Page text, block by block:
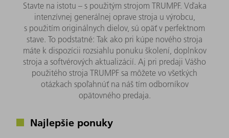
Stavte na istotu – s použitým strojom TRUMPF. Vďaka
intenzívnej generálnej oprave stroja u výrobcu,
s použitím originálnych dielov, sú opäť v perfektnom
stave. To podstatné: Tak ako pri kúpe nového stroja
máte k dispozícii rozsiahlu ponuku školení, doplnkov
stroja a softvérových aktualizácií. Aj pri predaji Vášho
použitého stroja TRUMPF sa môžete vo všetkých
otázkach spoľahnúť na náš tím odborníkov
opätovného predaja.
Najlepšie ponuky